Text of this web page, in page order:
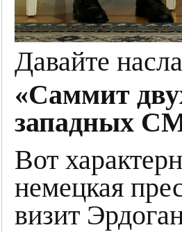
Давайте
«Саммит
западных
Вот
немецкая
визит